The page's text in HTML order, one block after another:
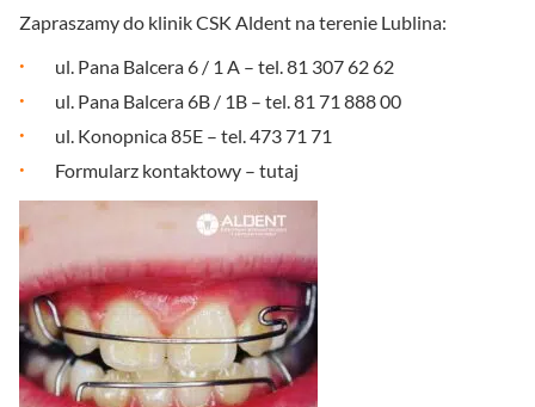
Zapraszamy do klinik CSK Aldent na terenie Lublina:
ul. Pana Balcera 6 / 1 A – tel. 81 307 62 62
ul. Pana Balcera 6B / 1B – tel. 81 71 888 00
ul. Konopnica 85E – tel. 473 71 71
Formularz kontaktowy – tutaj